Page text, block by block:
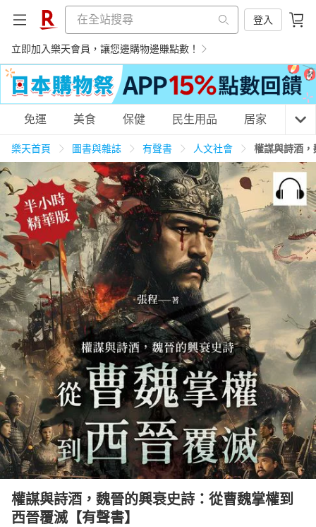
登入
立即加入樂天會員，讓您邊購物邊賺點數！
購物網分類
天天免運 美食蛋糕 養生保健 民生用品
居家生活 3C家電 運動休閒 親子玩具
女裝 男裝 化妝保養
日本購物 電子/紙本書
HOT
免運 美食 保健 民生用品 居家 3C
樂天首頁 圖書與雜誌 有聲書 人文社會 權謀與詩酒
權謀與詩酒，魏晉的興衰史詩：從曹魏掌權到
西晉覆滅【有聲書】